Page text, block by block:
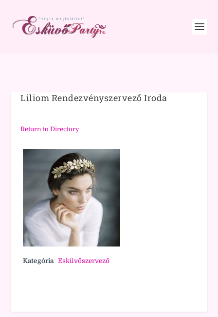
Liliom Rendezvényszervező Iroda
Return to Directory
Kategória Esküvőszervező